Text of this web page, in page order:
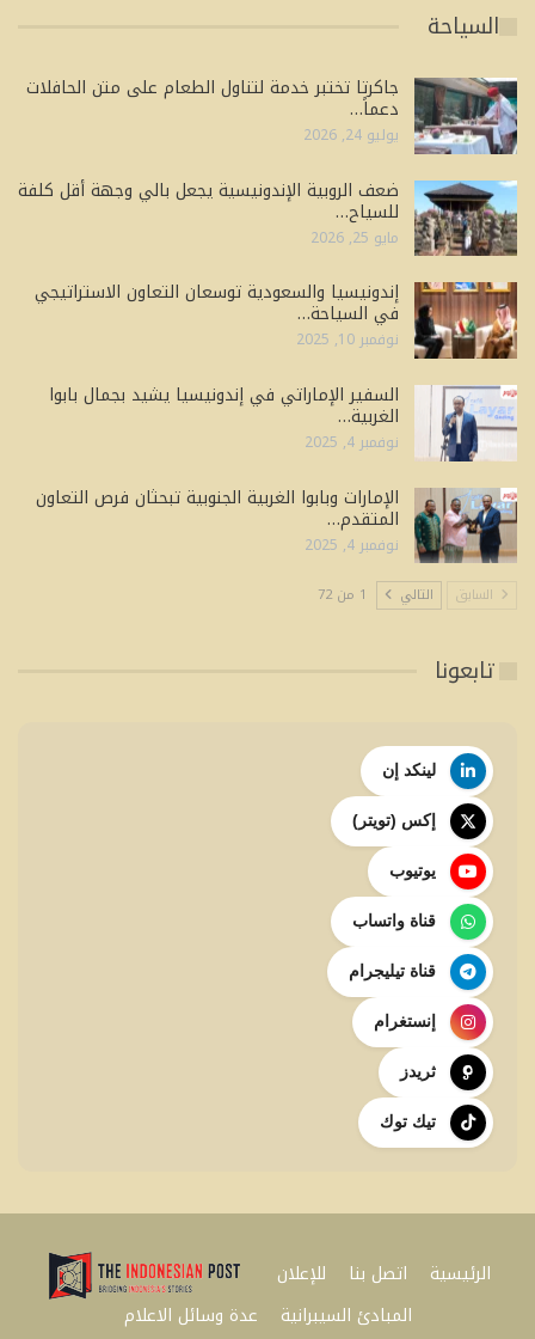
السياحة
جاكرتا تختبر خدمة لتناول الطعام على متن الحافلات
دعماً…
يوليو 24, 2026
ضعف الروبية الإندونيسية يجعل بالي وجهة أقل كلفة
للسياح…
مايو 25, 2026
إندونيسيا والسعودية توسعان التعاون الاستراتيجي
في السياحة…
نوفمبر 10, 2025
السفير الإماراتي في إندونيسيا يشيد بجمال بابوا
الغربية…
نوفمبر 4, 2025
الإمارات وبابوا الغربية الجنوبية تبحثان فرص التعاون
المتقدم…
نوفمبر 4, 2025
السابق التالي 1 من 72
تابعونا
لينكد إن
إكس (تويتر)
يوتيوب
قناة واتساب
قناة تيليجرام
إنستغرام
ثريدز
تيك توك
الرئيسية اتصل بنا
للإعلان
المبادئ السيبرانية
عدة وسائل الاعلام